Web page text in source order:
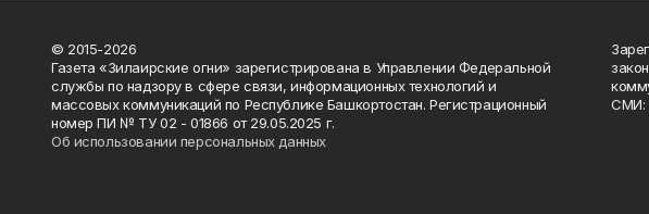
© 2015-2026
Газета «Зилаирские огни» зарегистрирована в Управлении Федеральной
службы по надзору в сфере связи, информационных технологий и
массовых коммуникаций по Республике Башкортостан. Регистрационный
номер ПИ № ТУ 02 - 01866 от 29.05.2025 г.
Об использовании персональных данных
СМИ: